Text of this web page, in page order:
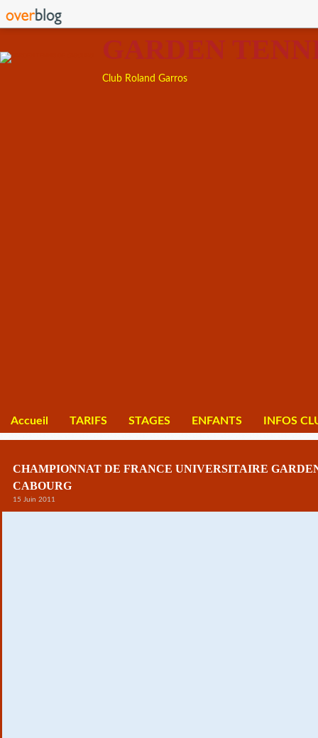
GARDEN
Club Roland Garros
Accueil TARIFS STAGES ENFANTS INFOS
CHAMPIONNAT DE FRANCE UNIVERSITAIRE
CABOURG
15 Juin 2011